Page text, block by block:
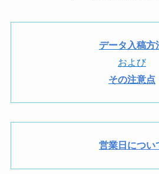
データ入稿方
および
その注意点
営業日につい